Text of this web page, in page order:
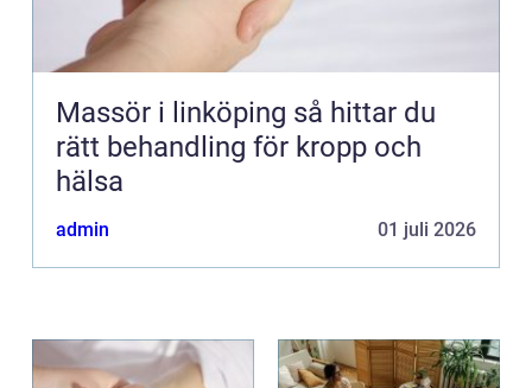
Massör i linköping så hittar du
rätt behandling för kropp och
hälsa
admin 01 juli 2026